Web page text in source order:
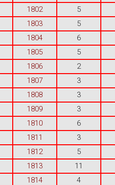
1802
5
1803
5
1804
6
1805
5
1806
2
1807
3
1808
3
1809
3
1810
6
1811
3
1812
5
1813
11
1814
4